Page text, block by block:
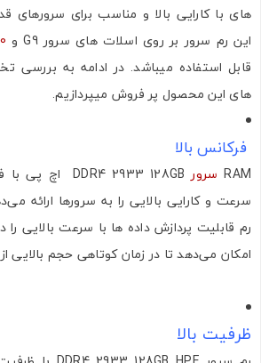
های با کارایی بالا و مناسب برای سرورهای
این رم سرور بر روی اسلات های سرور G9 و
قابل استفاده میباشد. در ادامه به
های این محصول پر فروش میپردازیم.
فرکانس بالا
RAM سرور
سرعت و کارایی بالایی را به سرورها ارائه
رم قابلیت پردازش داده‌ ها با سرعت بالایی را
امکان می‌دهد تا در زمان کوتاهی حجم بالایی از
ظرفیت بالا